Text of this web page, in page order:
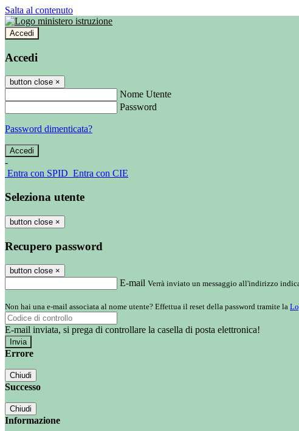
Salta al contenuto
Accedi
Accedi
button close ×
Nome Utente
Password
Password dimenticata?
-
Entra con SPID Entra con CIE
Seleziona utente
button close ×
Recupero password
button close ×
E-mail Verrà inviato un messaggio all'indirizzo
Non hai una e-mail associata al nome utente? Effettua il reset della password tramite la
E-mail inviata, si prega di controllare la casella di posta elettronica!
Errore
Chiudi
Successo
Chiudi
Informazione